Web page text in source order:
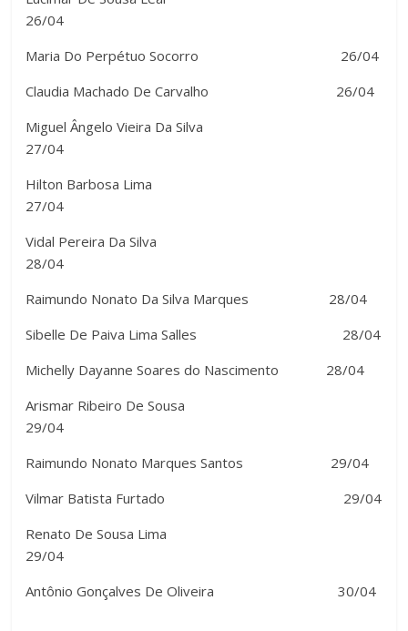
26/04
Maria Do Perpétuo Socorro 26/04
Claudia Machado De Carvalho 26/04
Miguel Ângelo Vieira Da Silva
27/04
Hilton Barbosa Lima
27/04
Vidal Pereira Da Silva
28/04
Raimundo Nonato Da Silva Marques 28/04
Sibelle De Paiva Lima Salles 28/04
Michelly Dayanne Soares do Nascimento 28/04
Arismar Ribeiro De Sousa
29/04
Raimundo Nonato Marques Santos 29/04
Vilmar Batista Furtado 29/04
Renato De Sousa Lima
29/04
Antônio Gonçalves De Oliveira 30/04